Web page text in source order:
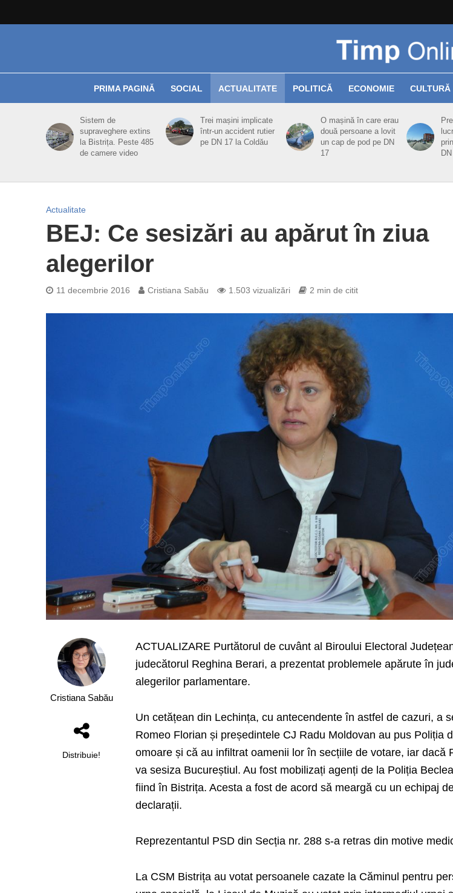
PRIMA PAGINĂ SOCIAL ACTUALITATE POLITICĂ ECONOMIE CULTURĂ
Sistem de
supraveghere extins
la Bistrița. Peste 485
de camere video
Trei mașini implicate
într-un accident rutier
pe DN 17 la Coldău
O mașină în care erau
două persoane a lovit
un cap de pod pe DN
17
Actualitate
BEJ: Ce sesizări au apărut în ziua
alegerilor
11 decembrie 2016 Cristiana Sabău 1.503 vizualizări 2 min de citit
Cristiana Sabău
Distribuie!
ACTUALIZARE Purtătorul de cuvânt al Biroului Electoral
judecătorul Reghina Berari, a prezentat problemele apărute în
alegerilor parlamentare.
Un cetățean din Lechința, cu antecendente în astfel de cazuri, a
Romeo Florian și președintele CJ Radu Moldovan au pus Poliția
omoare și că au infiltrat oamenii lor în secțiile de votare, iar dacă
va sesiza Bucureștiul. Au fost mobilizați agenți de la Poliția
fiind în Bistrița. Acesta a fost de acord să meargă cu un echipaj
declarații.
Reprezentantul PSD din Secția nr. 288 s-a retras din motive
La CSM Bistrița au votat persoanele cazate la Căminul pentru